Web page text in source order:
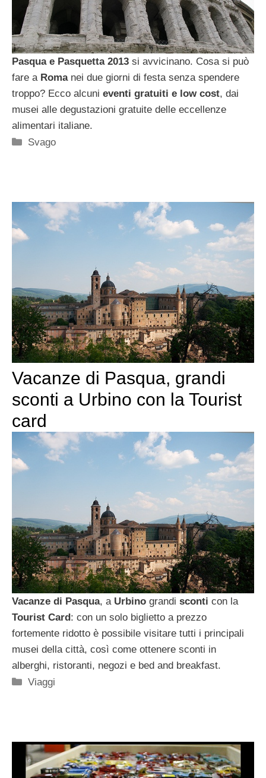
Pasqua e Pasquetta 2013 si avvicinano. Cosa si può
fare a Romanei due giorni di festa senza spendere
troppo? Ecco alcuni eventi gratuiti e low cost, dai
musei alle degustazioni gratuite delle eccellenze
alimentari italiane.
Categorie
Svago
Vacanze di Pasqua, grandi
sconti a Urbino con la Tourist
card
Vacanze di Pasqua, a Urbino grandi sconti con la
Tourist Card: con un solo biglietto a prezzo
fortemente ridotto è possibile visitare tutti i principali
musei della città, così come ottenere sconti in
alberghi, ristoranti, negozi e bed and breakfast.
Categorie
Viaggi